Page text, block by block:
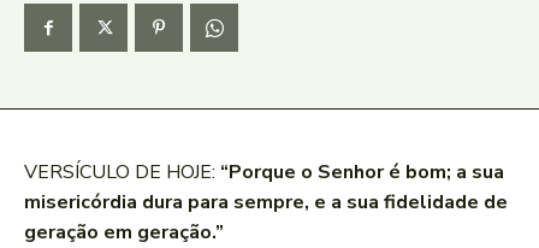
VERSÍCULO DE HOJE: “Porque o Senhor é bom; a sua
misericórdia dura para sempre, e a sua fidelidade de
geração em geração.”